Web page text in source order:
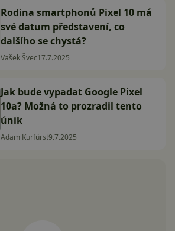
Rodina smartphonů Pixel 10 má
své datum představení, co
dalšího se chystá?
Vašek Švec17.7.2025
Jak bude vypadat Google Pixel
10a? Možná to prozradil tento
únik
Adam Kurfürst9.7.2025